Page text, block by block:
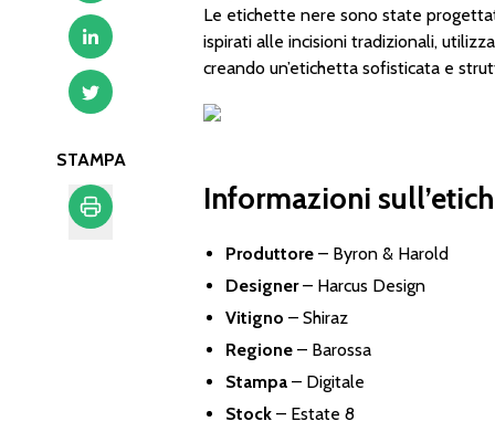
STAMPA
Le etichette nere sono state
ispirati alle incisioni tradizionali,
creando un’etichetta sofisticata e
Informazioni
Produttore – Byron & Harold
Designer– Harcus Design
Vitigno – Shiraz
Regione – Barossa
Stampa – Digitale
Stock – Estate 8